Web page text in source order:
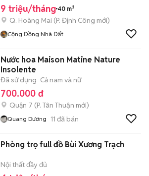
9 triệu/tháng 40 m²
Q. Hoàng Mai (P. Định Công mới)
Cộng Đồng Nhà Đất
Nước hoa Maison Matine Nature
Insolente
Đã sử dụng Cả nam và nữ
700.000 đ
Quận 7 (P. Tân Thuận mới)
Quang Dương 11 đã bán
Phòng trọ full đồ Bùi Xương Trạch
Nội thất đầy đủ